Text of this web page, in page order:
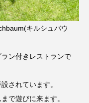
キルシュバウ
ン付きレストランで
されています。
で遊びに来ます。